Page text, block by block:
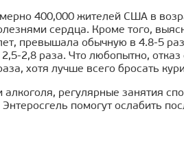
400,000 жителей США в
сердца. Кроме того,
превышала обычную в 4.8-5
2,8 раза. Что любопытно, отказ
хотя лучше всего бросать
регулярные занятия
помогут ослабить